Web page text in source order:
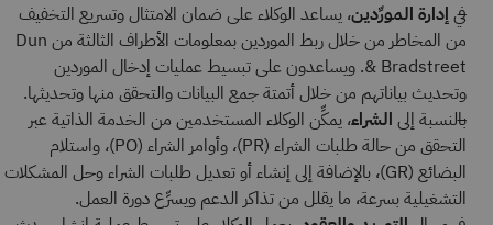
فيإدارة المورِّدين، يساعد الوكلاء على ضمان الامتثال وتسريع التخفيف
من المخاطر من خلال ربط الموردين بمعلومات الأطراف الثالثة من Dun
& Bradstreet. ويساعدون على تبسيط عمليات إدخال الموردين
وتحديث بياناتهم من خلال أتمتة جمع البيانات والتحقق منها وتحديثها.
بالنسبة إلى الشراء، يمكِّن الوكلاء المستخدمين من الخدمة الذاتية عبر
التحقق من حالة طلبات الشراء (PR)، وأوامر الشراء (PO)، واستلام
البضائع (GR)، بالإضافة إلى إنشاء أو تعديل طلبات الشراء وحل المشكلات
التشغيلية بسرعة، ما يقلل من تذاكر الدعم ويسرِّع دورة العمل.